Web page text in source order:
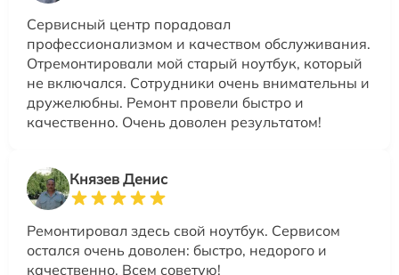
Сервисный центр порадовал
профессионализмом и качеством обслуживания.
Отремонтировали мой старый ноутбук, который
не включался. Сотрудники очень внимательны и
дружелюбны. Ремонт провели быстро и
качественно. Очень доволен результатом!
Князев Денис
Ремонтировал здесь свой ноутбук. Сервисом
остался очень доволен: быстро, недорого и
качественно. Всем советую!